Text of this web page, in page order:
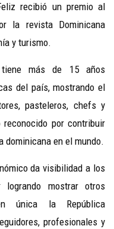
recibió un premio al
la revista Dominicana
y turismo.
tiene más de 15 años
del país, mostrando el
pasteleros, chefs y
por contribuir
dominicana en el mundo.
da visibilidad a los
mostrar otros
única la República
profesionales y